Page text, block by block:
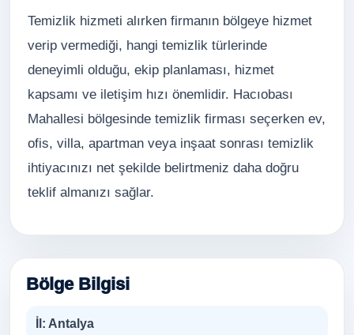
Temizlik hizmeti alırken firmanın bölgeye hizmet
verip vermediği, hangi temizlik türlerinde
deneyimli olduğu, ekip planlaması, hizmet
kapsamı ve iletişim hızı önemlidir. Hacıobası
Mahallesi bölgesinde temizlik firması seçerken ev,
ofis, villa, apartman veya inşaat sonrası temizlik
ihtiyacınızı net şekilde belirtmeniz daha doğru
teklif almanızı sağlar.
Bölge Bilgisi
İl: Antalya